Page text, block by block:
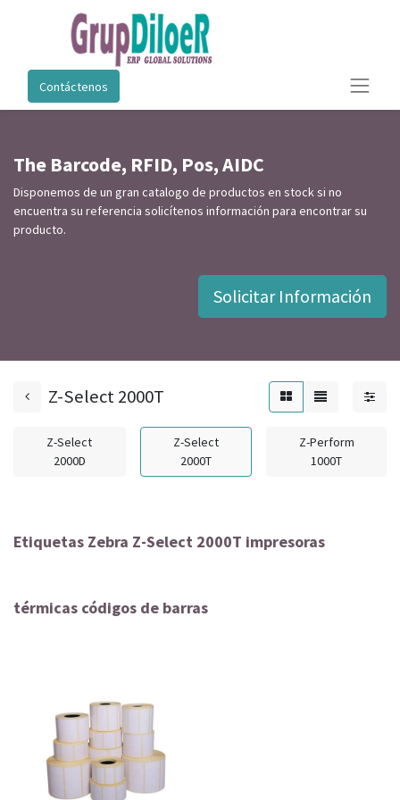
Contáctenos
The Barcode, RFID, Pos, AIDC
Disponemos de un gran catalogo de productos en stock si no
encuentra su referencia solicítenos información para encontrar su
producto.
Solicitar Información
Z-Select 2000T
Z-Select
2000D
Z-Select
2000T
Z-Perform
1000T
Etiquetas Zebra Z-Select 2000T impresoras
térmicas códigos de barras